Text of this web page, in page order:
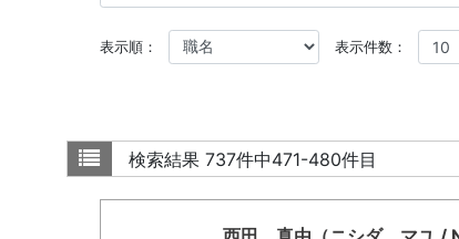
表示順： 表示件数：
検索結果 737件中471-480件目